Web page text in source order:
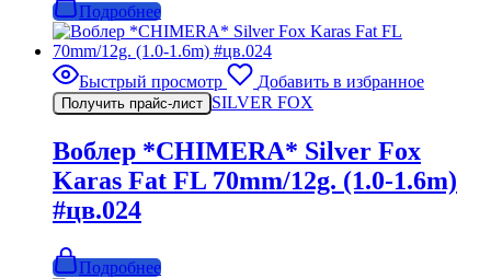
Подробнее
Быстрый просмотр Добавить в избранное
Получить прайс-лист SILVER FOX
Воблер *CHIMERA* Silver Fox
Karas Fat FL 70mm/12g. (1.0-1.6m)
#цв.024
Подробнее